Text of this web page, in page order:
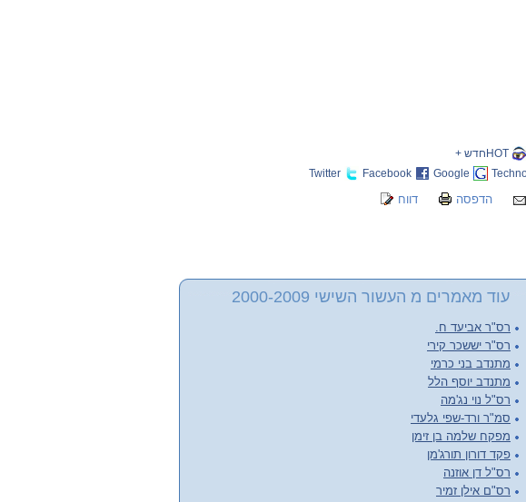
HOTחדש +
Google
Facebook
Twitter
הדפסה דווח
עוד מאמרים מ העשור השישי 2000-2009
רס"ר אביעד ח.
רס"ר יששכר קירי
מתנדב בני כרמי
מתנדב יוסף הלל
רס"ל נוי נג'מה
סמ"ר ורד-שפי גלעדי
מפקח שלמה בן זימן
פקד דורון תורג'מן
רס"ל דן אוזנה
רס"ם אילן זמיר